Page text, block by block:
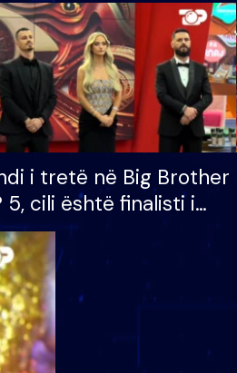
i tretë në Big Brother
5, cili është finalisti i
që lë shtëpinë